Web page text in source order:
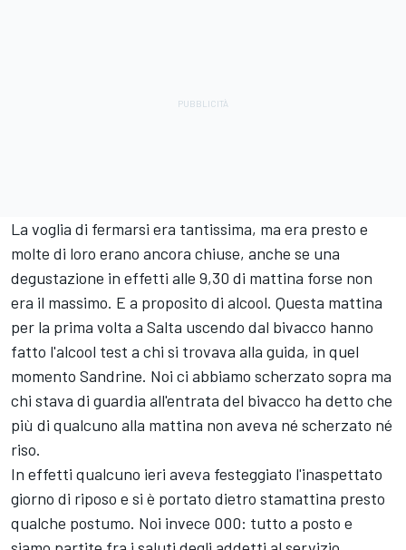
La voglia di fermarsi era tantissima, ma era presto e
molte di loro erano ancora chiuse, anche se una
degustazione in effetti alle 9,30 di mattina forse non
era il massimo. E a proposito di alcool. Questa mattina
per la prima volta a Salta uscendo dal bivacco hanno
fatto l'alcool test a chi si trovava alla guida, in quel
momento Sandrine. Noi ci abbiamo scherzato sopra ma
chi stava di guardia all'entrata del bivacco ha detto che
più di qualcuno alla mattina non aveva né scherzato né
riso.
In effetti qualcuno ieri aveva festeggiato l'inaspettato
giorno di riposo e si è portato dietro stamattina presto
qualche postumo. Noi invece 000: tutto a posto e